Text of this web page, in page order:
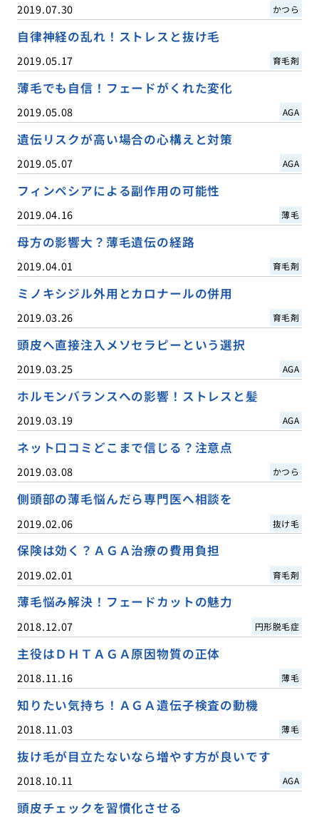
2019.07.30 かつら
自律神経の乱れ！ストレスと抜け毛
2019.05.17 育毛剤
薄毛でも自信！フェードがくれた変化
2019.05.08 AGA
遺伝リスクが高い場合の心構えと対策
2019.05.07 AGA
フィンペシアによる副作用の可能性
2019.04.16 薄毛
母方の影響大？薄毛遺伝の経路
2019.04.01 育毛剤
ミノキシジル外用とカロナールの併用
2019.03.26 育毛剤
頭皮へ直接注入メソセラピーという選択
2019.03.25 AGA
ホルモンバランスへの影響！ストレスと髪
2019.03.19 AGA
ネット口コミどこまで信じる？注意点
2019.03.08 かつら
側頭部の薄毛悩んだら専門医へ相談を
2019.02.06 抜け毛
保険は効く？ＡＧＡ治療の費用負担
2019.02.01 育毛剤
薄毛悩み解決！フェードカットの魅力
2018.12.07 円形脱毛症
主役はＤＨＴＡＧＡ原因物質の正体
2018.11.16 薄毛
知りたい気持ち！ＡＧＡ遺伝子検査の動機
2018.11.03 薄毛
抜け毛が目立たないなら増やす方が良いです
2018.10.11 AGA
頭皮チェックを習慣化させる